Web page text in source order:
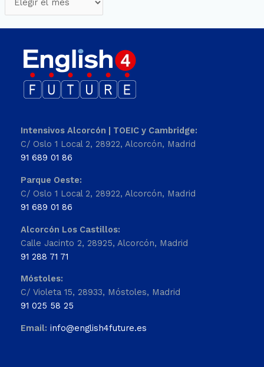
Intensivos Alcorcón | TOEIC y Cambridge:
C/ Oslo 1 Local 2, 28922, Alcorcón, Madrid
91 689 01 86
Parque Oeste:
C/ Oslo 1 Local 2, 28922, Alcorcón, Madrid
91 689 01 86
Alcorcón Los Castillos:
Calle Jacinto 2, 28925, Alcorcón, Madrid
91 288 71 71
Móstoles:
C/ Violeta 15, 28933, Móstoles, Madrid
91 025 58 25
Email: info@english4future.es